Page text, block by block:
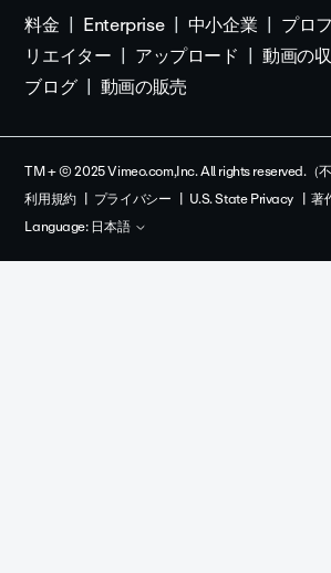
料金
Enterprise 中小企業
プロ
リエイター
アップロード 動画の
ブログ
動画の販売
TM + © 2025 Vimeo.com,Inc. All rights reserved.（
利用規約
プライバシー U.S. State Privacy 著
Language:日本語